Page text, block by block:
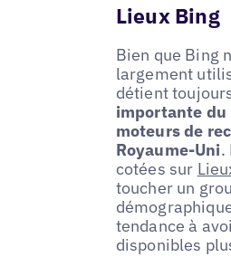
Lieux Bing
Bien que Bing
largement
détient
importante du
moteurs de
Royaume-Uni.
cotées sur
toucher un
tendance à
disponibles